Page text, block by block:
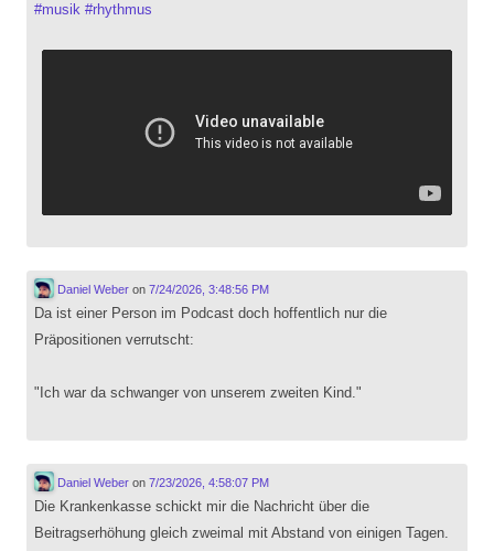
#musik #rhythmus
Daniel Weberon 7/24/2026, 3:48:56 PM
Da ist einer Person im Podcast doch hoffentlich nur die
Präpositionen verrutscht:
"Ich war da schwanger von unserem zweiten Kind."
Daniel Weberon 7/23/2026, 4:58:07 PM
Die Krankenkasse schickt mir die Nachricht über die
Beitragserhöhung gleich zweimal mit Abstand von einigen Tagen.